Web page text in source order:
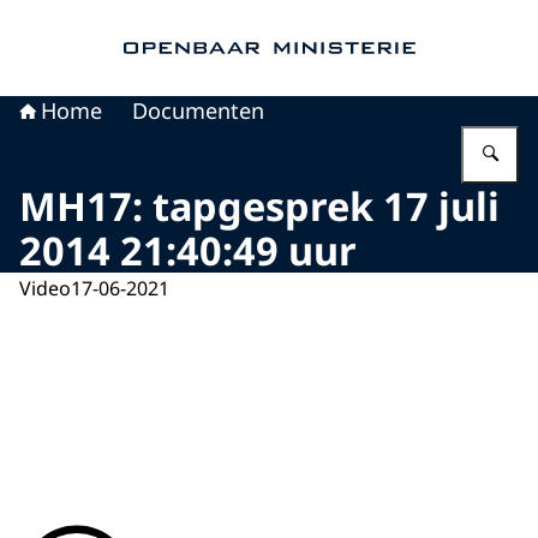
Home Documenten
MH17: tapgesprek 17 juli
2014 21:40:49 uur
Video17-06-2021